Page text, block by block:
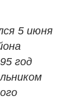
5 июня
год